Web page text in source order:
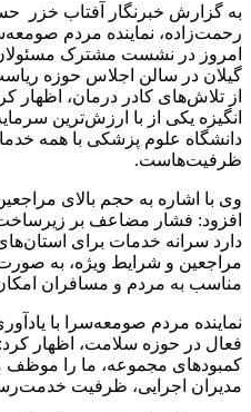
به گزارش خبرنگار آفتاب خزر
رحمت‌زاده، نماینده مردم
امروز در نشست مشترک
گیلان در سالن اجلاس حوزه
از تلاش‌های کادر درمان، اظهار
انگیزه یکی از با ارزش‌ترین
دانشگاه علوم پزشکی با همه
ظرفیت‌هاست.
وی با اشاره به حجم بالای
افزود: فشار مضاعف بر
دارد سرانه خدمات برای استان‌های
مراجعین و شرایط ویژه، به
مناسب به مردم و مسافران
نماینده مردم صومعه‌سرا با
فعال در حوزه سلامت، اظهار
کمبودهای مجموعه، ما را موظف
مدیران اجرایی، ظرفیت